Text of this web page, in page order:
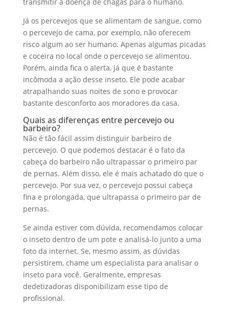
Já os percevejos que se alimentam de sangue, como
o percevejo de cama, por exemplo, não oferecem
risco algum ao ser humano. Apenas algumas picadas
e coceira no local onde o percevejo se alimentou.
Porém, ainda fica o alerta, já que é bastante
incômoda a ação desse inseto. Ele pode acabar
atrapalhando suas noites de sono e provocar
bastante desconforto aos moradores da casa.
Quais as diferenças entre percevejo ou
barbeiro?
Não é tão fácil assim distinguir barbeiro de
percevejo. O que podemos destacar é o fato da
cabeça do barbeiro não ultrapassar o primeiro par
de pernas. Além disso, ele é mais achatado do que o
percevejo. Por sua vez, o percevejo possui cabeça
fina e prolongada, que ultrapassa o primeiro par de
pernas.
Se ainda estiver com dúvida, recomendamos colocar
o inseto dentro de um pote e analisá-lo junto a uma
foto da internet. Se, mesmo assim, as dúvidas
persistirem, chame um especialista para analisar o
inseto para você. Geralmente, empresas
dedetizadoras disponibilizam esse tipo de
profissional.